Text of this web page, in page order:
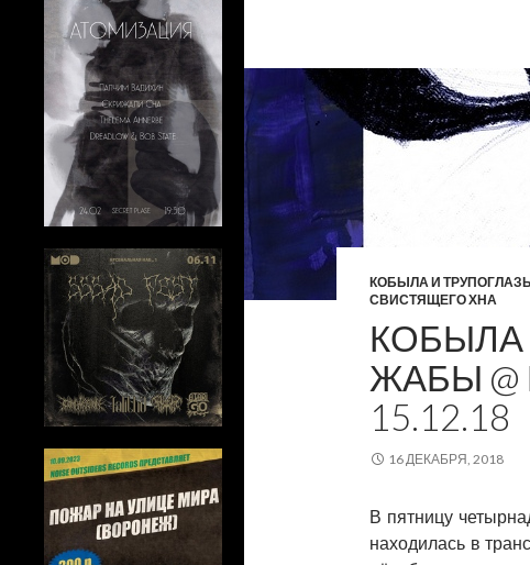
КОБЫЛА И
СВИСТЯЩЕГО ХНА
КОБЫЛА
ЖАБЫ
15.12.18
16 ДЕКАБРЯ, 2018
В пятницу
находилась в